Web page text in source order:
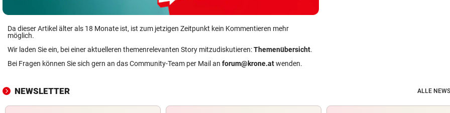
Da dieser Artikel älter als 18 Monate ist, ist zum jetzigen Zeitpunkt kein Kommentieren mehr
möglich.
Wir laden Sie ein, bei einer aktuelleren themenrelevanten Story mitzudiskutieren:Themenübersicht.
Bei Fragen können Sie sich gern an das Community-Team per Mail an forum@krone.atwenden.
NEWSLETTER ALLE